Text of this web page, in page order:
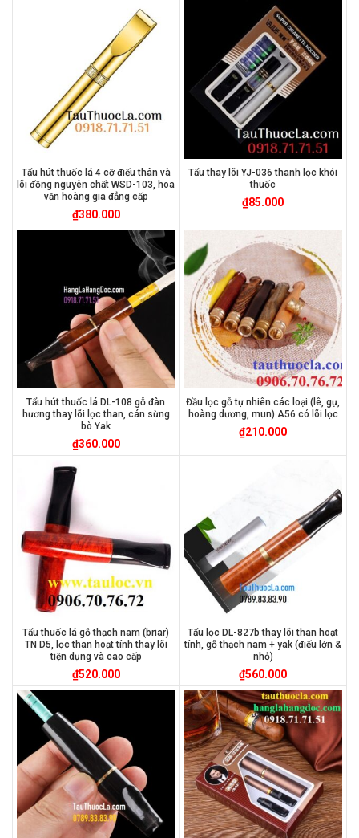
Tẩu hút thuốc lá 4 cỡ điếu thân và
lõi đồng nguyên chất WSD-103, hoa
văn hoàng gia đẳng cấp
₫380.000
Tẩu thay lõi YJ-036 thanh lọc khói
thuốc
₫85.000
Tẩu hút thuốc lá DL-108 gỗ đàn
hương thay lõi lọc than, cán sừng
bò Yak
₫360.000
Đầu lọc gỗ tự nhiên các loại (lê, gụ,
hoàng dương, mun) A56 có lõi lọc
₫210.000
Tẩu thuốc lá gỗ thạch nam (briar)
TN D5, lọc than hoạt tính thay lõi
tiện dụng và cao cấp
₫520.000
Tẩu lọc DL-827b thay lõi than hoạt
tính, gỗ thạch nam + yak (điếu lớn &
nhỏ)
₫560.000